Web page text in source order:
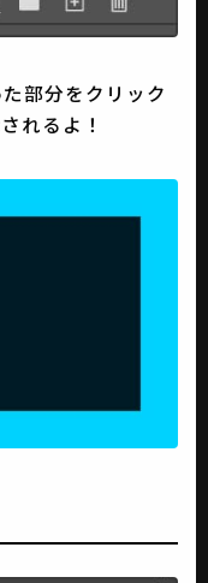
部分をクリック
れるよ！